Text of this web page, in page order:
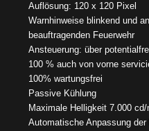
Auflösung: 120 x 120 Pixel
Warnhinweise blinkend und
beauftragenden Feuerwehr
Ansteuerung: über
100 % auch von vorne
100% wartungsfrei
Passive Kühlung
Maximale Helligkeit 7.000 cd/
Automatische Anpassung